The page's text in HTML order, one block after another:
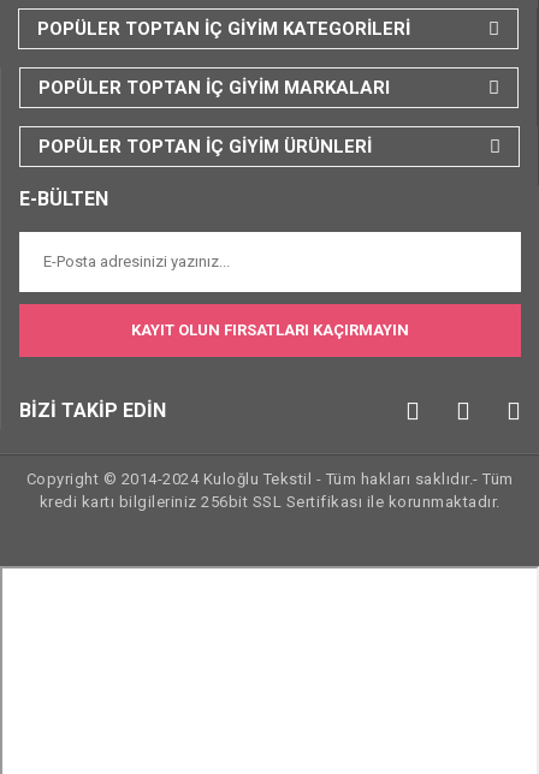
POPÜLER TOPTAN İÇ GİYİM KATEGORİLERİ
POPÜLER TOPTAN İÇ GİYİM MARKALARI
POPÜLER TOPTAN İÇ GİYİM ÜRÜNLERİ
E-BÜLTEN
KAYIT OLUN FIRSATLARI KAÇIRMAYIN
BİZİ TAKİP EDİN
Copyright © 2014-2024 Kuloğlu Tekstil - Tüm hakları saklıdır.- Tüm
kredi kartı bilgileriniz 256bit SSL Sertifikası ile korunmaktadır.